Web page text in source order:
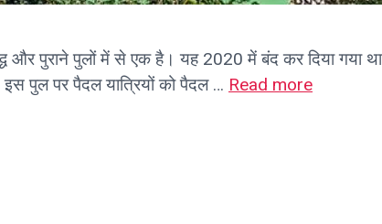
पुराने पुलों में से एक है। यह 2020 में बंद कर दिया गया था।
पुल पर पैदल यात्रियों को पैदल … Read more